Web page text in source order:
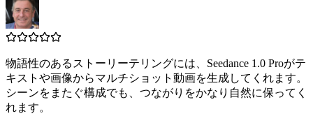
物語性のあるストーリーテリングには、Seedance 1.0 Proがテ
キストや画像からマルチショット動画を生成してくれます。
シーンをまたぐ構成でも、つながりをかなり自然に保ってく
れます。